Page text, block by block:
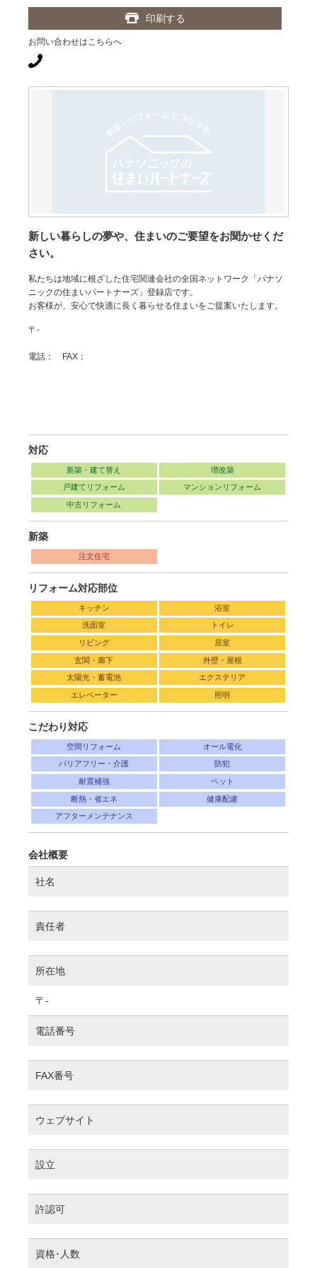
お問い合わせはこちらへ
新しい暮らしの夢や、住まいのご要望をお聞かせくだ
さい。
私たちは地域に根ざした住宅関連会社の全国ネットワーク「パナソ
ニックの住まいパートナーズ」登録店です。
お客様が、安心で快適に長く暮らせる住まいをご提案いたします。
〒-
電話： FAX：
対応
新築・建て替え 増改築
戸建てリフォーム マンションリフォーム
中古リフォーム
新築
注文住宅
リフォーム対応部位
キッチン 浴室
洗面室 トイレ
リビング 居室
玄関・廊下 外壁・屋根
太陽光・蓄電池 エクステリア
エレベーター 照明
こだわり対応
空間リフォーム オール電化
バリアフリー・介護 防犯
耐震補強 ペット
断熱・省エネ 健康配慮
アフターメンテナンス
会社概要
社名
責任者
所在地
〒-
電話番号
FAX番号
ウェブサイト
設立
許認可
資格･人数
印刷する